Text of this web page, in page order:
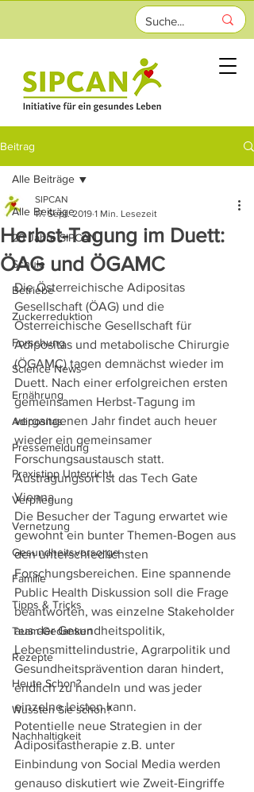
Beitrag
Alle Beiträge
20 Jahre SIPCAN
Schule
Betriebe
Zuckerreduktion
Forschung
Science News
Ernährung
Adipositas
Pressemeldung
Praxistipp Unterricht
Verpflegung
Vernetzung
Gesundheitsvorsorge
Familie
Tipps & Tricks
Team-Gedanken
Rezepte
Heute Schon?
Wussten Sie schon?
Nachhaltigkeit
Alle Beiträge
Herbst-Tagung im Duett:
ÖAG und ÖGAMC
SIPCAN
17. Sept. 2019 1 Min. Lesezeit
Die Österreichische Adipositas
Gesellschaft (ÖAG) und die
Österreichische Gesellschaft für
Adipositas und metabolische Chirurgie
(ÖGAMC) tagen demnächst wieder im
Duett. Nach einer erfolgreichen ersten
gemeinsamen Herbst-Tagung im
vergangenen Jahr findet auch heuer
wieder ein gemeinsamer
Forschungsaustausch statt.
Austragungsort ist das Tech Gate
Vienna.
Die Besucher der Tagung erwartet wie
gewohnt ein bunter Themen-Bogen aus
den unterschiedlichsten
Forschungsbereichen. Eine spannende
Public Health Diskussion soll die Frage
beantworten, was einzelne Stakeholder
aus der Gesundheitspolitik,
Lebensmittelindustrie, Agrarpolitik und
Gesundheitsprävention daran hindert,
endlich zu handeln und was jeder
einzelne leisten kann.
Potentielle neue Strategien in der
Adipositastherapie z.B. unter
Einbindung von Social Media werden
genauso diskutiert wie Zweit-Eingriffe